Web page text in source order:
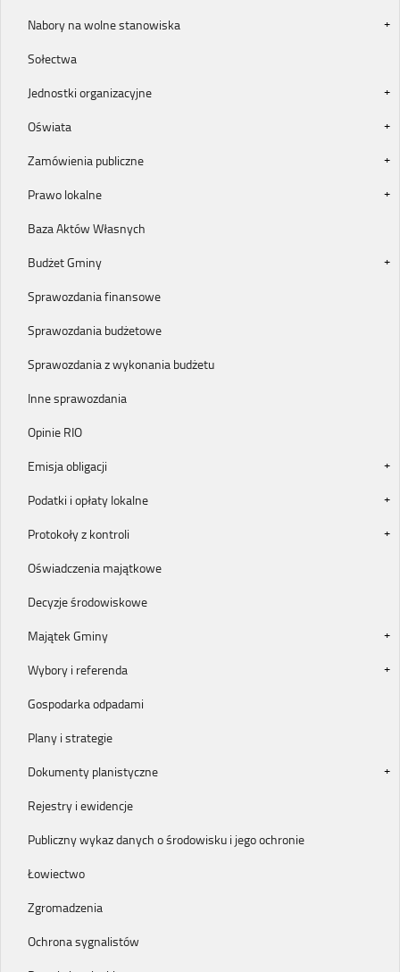
Nabory na wolne stanowiska
Sołectwa
Jednostki organizacyjne
Oświata
Zamówienia publiczne
Prawo lokalne
Baza Aktów Własnych
Budżet Gminy
Sprawozdania finansowe
Sprawozdania budżetowe
Sprawozdania z wykonania budżetu
Inne sprawozdania
Opinie RIO
Emisja obligacji
Podatki i opłaty lokalne
Protokoły z kontroli
Oświadczenia majątkowe
Decyzje środowiskowe
Majątek Gminy
Wybory i referenda
Gospodarka odpadami
Plany i strategie
Dokumenty planistyczne
Rejestry i ewidencje
Publiczny wykaz danych o środowisku i jego ochronie
Łowiectwo
Zgromadzenia
Ochrona sygnalistów